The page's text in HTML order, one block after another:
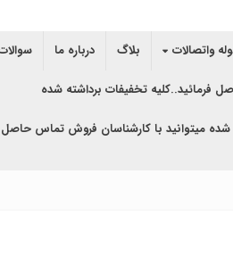
واتصالات بلاگ درباره ما
فرمائید..کلیه تخفیفات برداشته شده
میتوانید با کارشناسان فروش تماس حاصل